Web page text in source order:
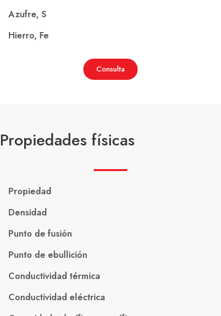
Azufre, S
Hierro, Fe
Consulta
Propiedades físicas
Propiedad
Densidad
Punto de fusión
Punto de ebullición
Conductividad térmica
Conductividad eléctrica